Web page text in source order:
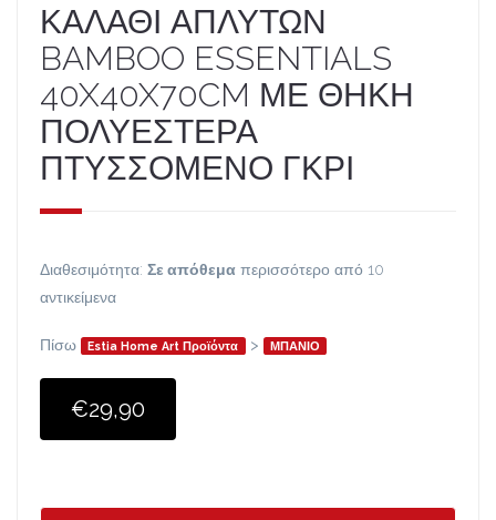
ΚΑΛΑΘΙ ΑΠΛΥΤΩΝ
BAMBOO ESSENTIALS
40X40X70CM ΜΕ ΘΗΚΗ
ΠΟΛΥΕΣΤΕΡΑ
ΠΤΥΣΣΟΜΕΝΟ ΓΚΡΙ
Διαθεσιμότητα: Σε απόθεμα περισσότερο από 10
αντικείμενα
Πίσω Estia Home Art Προϊόντα > ΜΠΑΝΙΟ
€29,90